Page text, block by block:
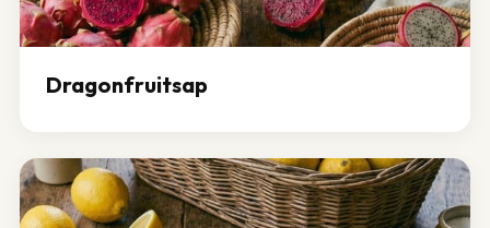
Dragonfruitsap